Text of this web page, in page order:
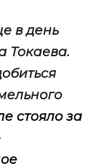
в день
Токаева.
стояло за